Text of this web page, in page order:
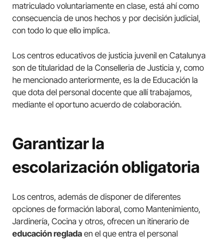
matriculado voluntariamente en clase, está ahí como
consecuencia de unos hechos y por decisión judicial,
con todo lo que ello implica.
Los centros educativos de justicia juvenil en Catalunya
son de titularidad de la Conselleria de Justicia y, como
he mencionado anteriormente, es la de Educación la
que dota del personal docente que allí trabajamos,
mediante el oportuno acuerdo de colaboración.
Garantizar la
escolarización obligatoria
Los centros, además de disponer de diferentes
opciones de formación laboral, como Mantenimiento,
Jardinería, Cocina y otros, ofrecen un itinerario de
educación reglada en el que entra el personal